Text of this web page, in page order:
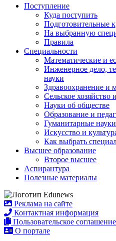
Поступление
Куда поступить
Подготовительные
На выбранную
Правила
Специальности
Математические и
Инженерное дело,
науки
Здравоохранение и
Сельское хозяйство
Науки об обществе
Образование и
Гуманитарные науки
Искусство и
Как выбрать
Высшее образование
Второе высшее
Аспирантура
Полезные материалы
Реклама на сайте
Контактная информация
Пользовательское соглашение
О портале